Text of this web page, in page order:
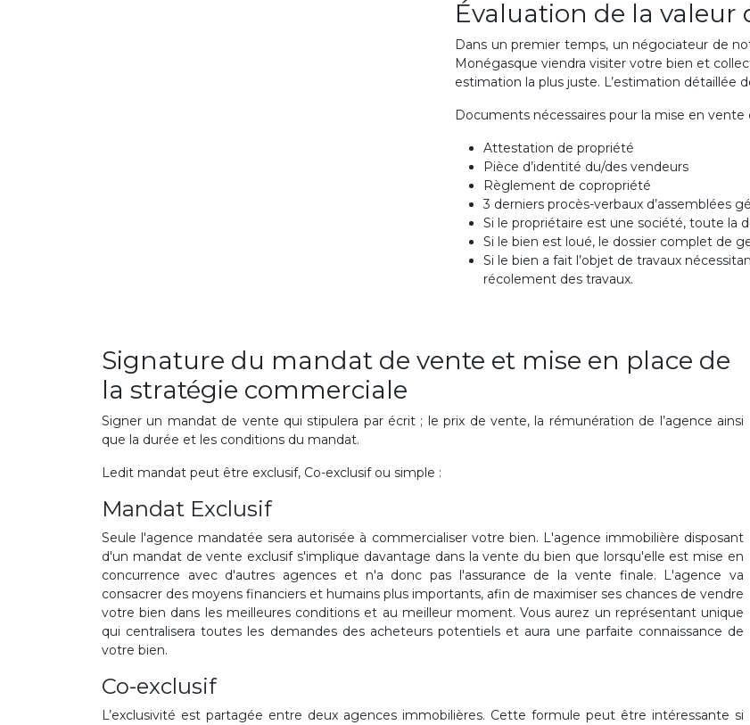
Évaluation de la valeur
Dans un premier temps, un négociateur de
Monégasque viendra visiter votre bien et
estimation la plus juste. L’estimation détaillée
Documents nécessaires pour la mise en vente
Attestation de propriété
Pièce d’identité du/des vendeurs
Règlement de copropriété
3 derniers procès-verbaux d’assemblées
Si le propriétaire est une société, toute la
Si le bien est loué, le dossier complet de
Si le bien a fait l’objet de travaux
récolement des travaux.
Signature du mandat de vente et mise en place de
la stratégie commerciale
Signer un mandat de vente qui stipulera par écrit ; le prix de vente, la rémunération de l’agence ainsi
que la durée et les conditions du mandat.
Ledit mandat peut être exclusif, Co-exclusif ou simple :
Mandat Exclusif
Seule l'agence mandatée sera autorisée à commercialiser votre bien. L'agence immobilière disposant
d'un mandat de vente exclusif s'implique davantage dans la vente du bien que lorsqu'elle est mise en
concurrence avec d'autres agences et n'a donc pas l'assurance de la vente finale. L'agence va
consacrer des moyens financiers et humains plus importants, afin de maximiser ses chances de vendre
votre bien dans les meilleures conditions et au meilleur moment. Vous aurez un représentant unique
qui centralisera toutes les demandes des acheteurs potentiels et aura une parfaite connaissance de
votre bien.
Co-exclusif
L’exclusivité est partagée entre deux agences immobilières. Cette formule peut être intéressante si